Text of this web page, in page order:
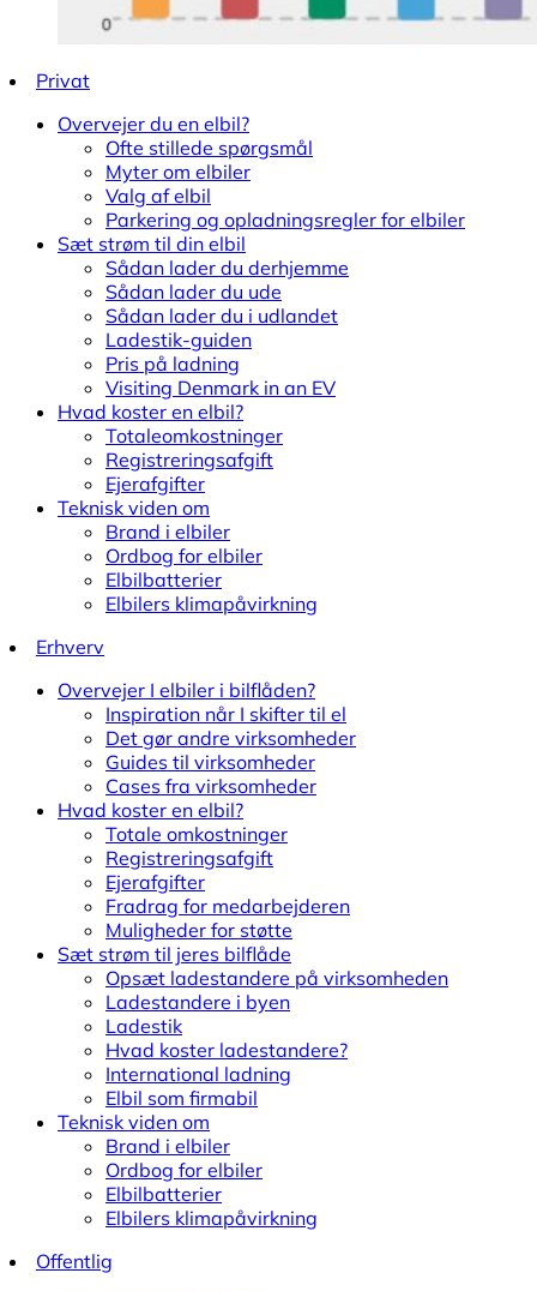
Privat
Overvejer du en elbil?
Ofte stillede spørgsmål
Myter om elbiler
Valg af elbil
Parkering og opladningsregler for elbiler
Sæt strøm til din elbil
Sådan lader du derhjemme
Sådan lader du ude
Sådan lader du i udlandet
Ladestik-guiden
Pris på ladning
Visiting Denmark in an EV
Hvad koster en elbil?
Totaleomkostninger
Registreringsafgift
Ejerafgifter
Teknisk viden om
Brand i elbiler
Ordbog for elbiler
Elbilbatterier
Elbilers klimapåvirkning
Erhverv
Overvejer I elbiler i bilflåden?
Inspiration når I skifter til el
Det gør andre virksomheder
Guides til virksomheder
Cases fra virksomheder
Hvad koster en elbil?
Totale omkostninger
Registreringsafgift
Ejerafgifter
Fradrag for medarbejderen
Muligheder for støtte
Sæt strøm til jeres bilflåde
Opsæt ladestandere på virksomheden
Ladestandere i byen
Ladestik
Hvad koster ladestandere?
International ladning
Elbil som firmabil
Teknisk viden om
Brand i elbiler
Ordbog for elbiler
Elbilbatterier
Elbilers klimapåvirkning
Offentlig